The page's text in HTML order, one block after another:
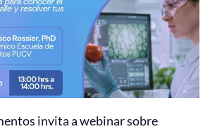
invita a webinar sobre